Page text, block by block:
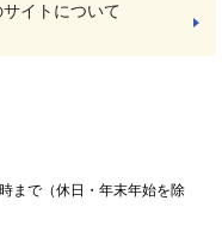
サイトについて
まで（休日・年末年始を除